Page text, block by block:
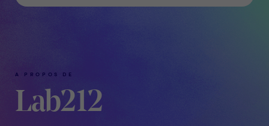
A PROPOS DE
Lab212